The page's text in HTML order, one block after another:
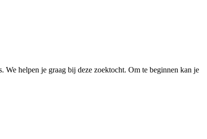
We helpen je graag bij deze zoektocht. Om te beginnen kan je